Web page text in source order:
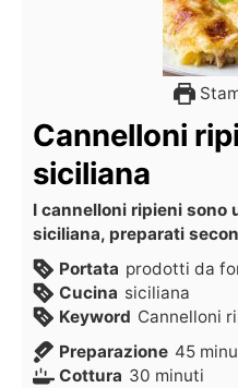
Cannelloni
siciliana
I cannelloni ripieni sono
siciliana, preparati
Portata prodotti da
Cucina siciliana
Keyword Cannelloni
Preparazione 45
Cottura 30 minuti